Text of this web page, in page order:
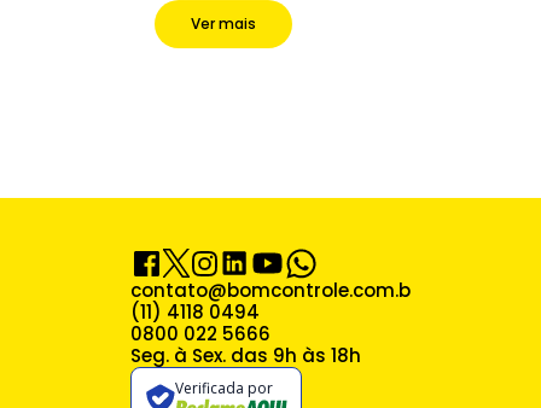
Ver mais
contato@bomcontrole.com.br
(11) 4118 0494
0800 022 5666
Seg. à Sex. das 9h às 18h